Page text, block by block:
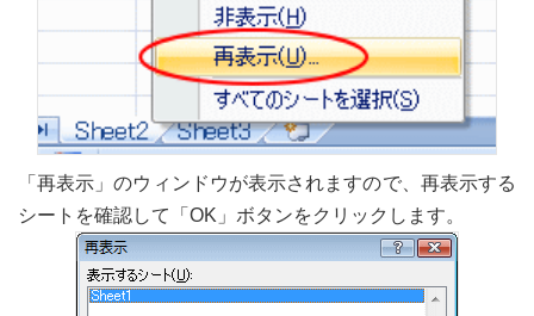
「再表示」のウィンドウが表示されますので、再表示する
シートを確認して「OK」ボタンをクリックします。